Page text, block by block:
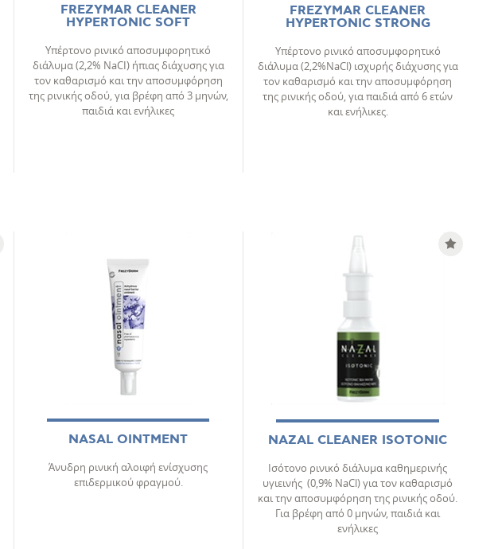
FREZYMAR CLEANER
HYPERTONIC SOFT
Υπέρτονο ρινικό αποσυμφορητικό
διάλυμα (2,2% NaCI) ήπιας διάχυσης για
τον καθαρισµό και την αποσυµφόρηση
της ρινικής οδού, για βρέφη από 3 μηνών,
παιδιά και ενήλικες
FREZYMAR CLEANER
HYPERTONIC STRONG
Υπέρτονο ρινικό αποσυμφορητικό
διάλυμα (2,2%NaCl) ισχυρής διάχυσης για
τον καθαρισµό και την αποσυµφόρηση
της ρινικής οδού, για παιδιά από 6 ετών
και ενήλικες.
NASAL OINTMENT
Άνυδρη ρινική αλοιφή ενίσχυσης
επιδερμικού φραγμού.
NAZAL CLEANER ΙSOTONIC
Ισότονο ρινικό διάλυμα καθηµερινής
υγιεινής (0,9% NaCl) για τον καθαρισμό
και την αποσυμφόρηση της ρινικής οδού.
Για βρέφη από 0 μηνών, παιδιά και
ενήλικες